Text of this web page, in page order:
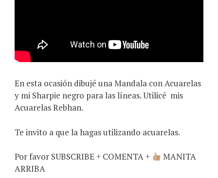
En esta ocasión dibujé una Mandala con Acuarelas
y mi Sharpie negro para las líneas. Utilicé mis
Acuarelas Rebhan.
Te invito a que la hagas utilizando acuarelas.
Por favor SUBSCRIBE + COMENTA +
MANITA
ARRIBA